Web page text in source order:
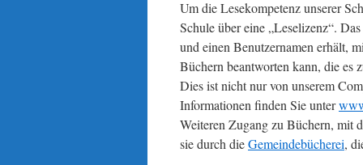
Um die Lesekompetenz unserer
Schule über eine „Leselizenz“.
und einen Benutzernamen erhält,
Büchern beantworten kann, die es
Dies ist nicht nur von unserem
Informationen finden Sie unter
Weiteren Zugang zu Büchern, mit
sie durch dieGemeindebücherei,